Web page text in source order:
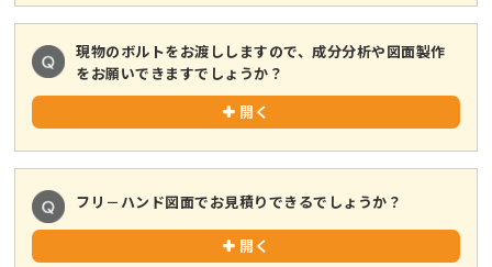
現物のボルトをお渡ししますので、成分分析や図面製作
をお願いできますでしょうか？
開く
フリ－ハンド図面でお見積りできるでしょうか？
開く